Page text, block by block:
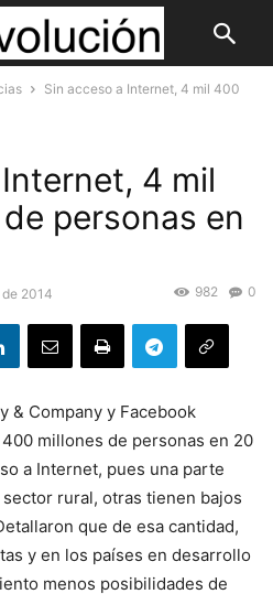
Sin acceso a Internet, 4 mil 400
4 mil
personas en
2014 0
982
& Company y Facebook
millones de personas en 20
a Internet, pues una parte
rural, otras tienen bajos
que de esa cantidad,
y en los países en desarrollo
menos posibilidades de